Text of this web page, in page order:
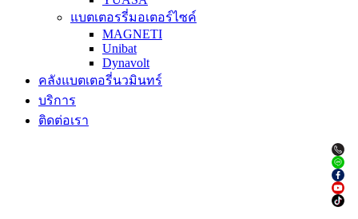
แบตเตอรรี่มอเตอร์ไซค์
MAGNETI
Unibat
Dynavolt
คลังแบตเตอรี่นวมินทร์
บริการ
ติดต่อเรา